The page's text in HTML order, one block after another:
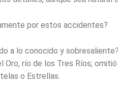
por estos accidentes?
a lo conocido y
Oro, río de los Tres Ríos;
o Estrellas.